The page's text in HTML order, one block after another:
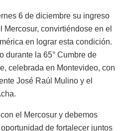
6 de diciembre su ingreso
convirtiéndose en el
en lograr esta condición.
durante la 65° Cumbre de
celebrada en Montevideo, con
José Raúl Mulino y el
el Mercosur y debemos
de fortalecer juntos